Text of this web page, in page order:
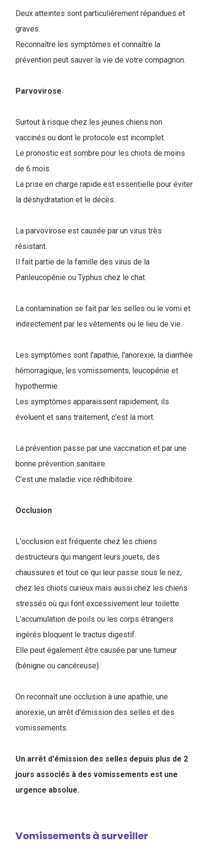
Deux atteintes sont particulièrement répandues et
graves.
Reconnaître les symptômes et connaître la
prévention peut sauver la vie de votre compagnon.
Parvovirose
Surtout à risque chez les jeunes chiens non
vaccinés ou dont le protocole est incomplet.
Le pronostic est sombre pour les chiots de moins
de 6 mois.
La prise en charge rapide est essentielle pour éviter
la déshydratation et le décès.
La parvovirose est causée par un virus très
résistant.
Il fait partie de la famille des virus de la
Panleucopénie ou Typhus chez le chat.
La contamination se fait par les selles ou le vomi et
indirectement par les vêtements ou le lieu de vie.
Les symptômes sont l'apathie, l'anorexie, la diarrhée
hémorragique, les vomissements, leucopénie et
hypothermie.
Les symptômes apparaissent rapidement, ils
évoluent et sans traitement, c'est la mort.
La prévention passe par une vaccination et par une
bonne prévention sanitaire.
C'est une maladie vice rédhibitoire.
Occlusion
L'occlusion est fréquente chez les chiens
destructeurs qui mangent leurs jouets, des
chaussures et tout ce qui leur passe sous le nez,
chez les chiots curieux mais aussi chez les chiens
stressés où qui font excessivement leur toilette.
L'accumulation de poils ou les corps étrangers
ingérés bloquent le tractus digestif.
Elle peut également être causée par une tumeur
(bénigne ou cancéreuse).
On reconnaît une occlusion à une apathie, une
anorexie, un arrêt d'émission des selles et des
vomissements.
Un arrêt d'émission des selles depuis plus de 2
jours associés à des vomissements est une
urgence absolue.
Vomissements à surveiller